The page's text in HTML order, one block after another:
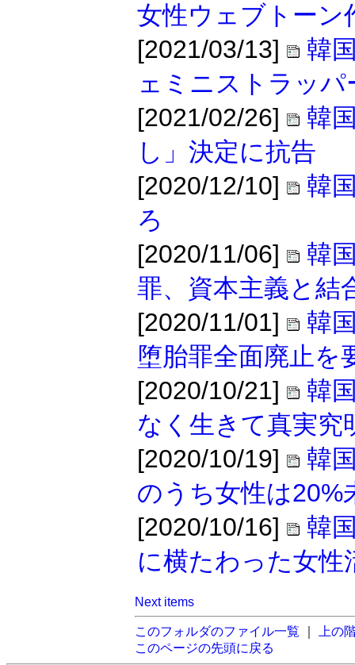
女性ウェブトーン
[2021/03/13]
韓
ェミニストラッパ
[2021/02/26]
韓
し」決定に抗告
[2020/12/10]
韓
ろ
[2020/11/06]
韓
罪、資本主義と結
[2020/11/01]
韓
堕胎罪全面廃止を
[2020/10/21]
韓
なく生きて真実究
[2020/10/19]
韓
のうち女性は20%
[2020/10/16]
韓
に横たわった女性
Next items
このフォルダのファイル一覧
上の
このページの先頭に戻る